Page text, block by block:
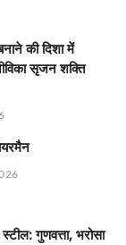
की दिशा में
सृजन शक्ति
गुणवत्ता, भरोसा